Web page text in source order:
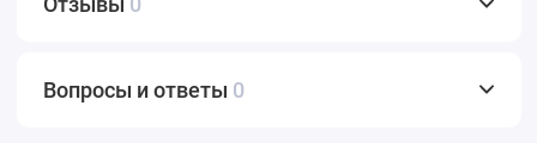
Вопросы и ответы 0